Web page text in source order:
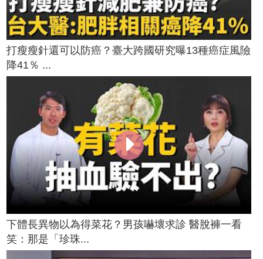
打瘦瘦針還可以防癌？臺大跨國研究曝13種癌症風險
降41％ ...
下體長異物以為得菜花？男孩嚇壞求診 醫脫褲一看
笑：那是「珍珠...